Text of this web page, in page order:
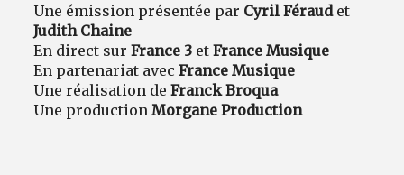
Une émission présentée par Cyril Féraudet
Judith Chaine
En direct surFrance 3 etFrance Musique
En partenariat avec France Musique
Une réalisation deFranck Broqua
Une productionMorgane Production